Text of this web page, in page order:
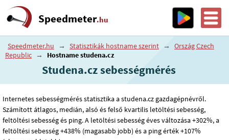
Speedmeter.hu
Speedmeter.hu → Statisztikák hostname szerint →
Ország Czech
Republic → Hostname studena.cz
Studena.cz sebességmérés
Internetes sebességmérés statisztika a studena.cz gazdagépnévről.
Számított átlagos, medián, alsó és felső kvartilis letöltési sebesség,
feltöltési sebesség és ping. A letöltési sebesség éves változása +302%, a
feltöltési sebesség +438% (magasabb jobb) és a ping érték +107%